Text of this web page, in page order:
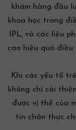
khám hàng đầu
khoa học trong
IPL, và các liệu
cao hiệu quả
Khi các yếu tố
không chỉ cải
được vị thế của
tin chân thực